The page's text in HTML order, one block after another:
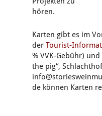
hören.
Karten gibt es im
der Tourist-
% VVK-Gebühr)
the pig“,
de können Karten